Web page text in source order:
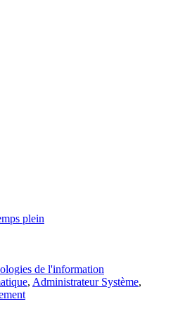
plein
de l'information
, Administrateur Système,